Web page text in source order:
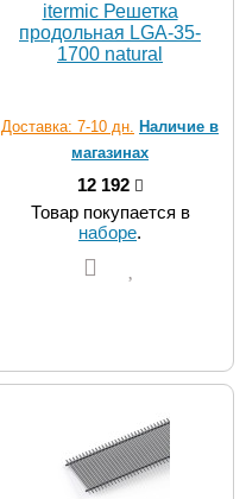
itermic Решетка
продольная LGA-35-
1700 natural
Доставка: 7-10 дн. Наличие в
магазинах
12 192
Товар покупается в
наборе.